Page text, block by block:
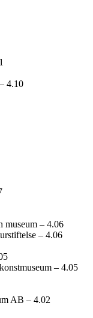
4.10
museum – 4.06
– 4.06
– 4.05
AB – 4.02